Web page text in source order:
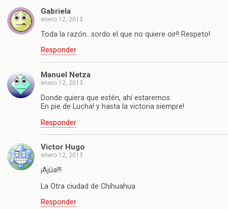
Gabriela
enero 12, 2013
Toda la razón…sordo el que no quiere oir!! Respeto!
Responder
Manuel Netza
enero 12, 2013
Donde quiera que estén, ahí estaremos.
En pie de Lucha! y hasta la victoria siempre!
Responder
Victor Hugo
enero 12, 2013
¡Ajúa!!!
La Otra ciudad de Chihuahua
Responder